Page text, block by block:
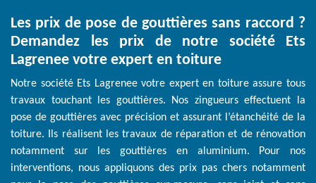
Les prix de pose de gouttières sans raccord ?
Demandez les prix de notre société Ets
Lagrenee votre expert en toiture
Notre société Ets Lagrenee votre expert en toiture assure tous
travaux touchant les gouttières. Nos zingueurs effectuent la
pose de gouttières avec précision et assurant l’étanchéité de la
toiture. Ils réalisent les travaux de réparation et de rénovation
notamment sur les gouttières en aluminium. Pour nos
interventions, nous appliquons des prix pas chers notamment